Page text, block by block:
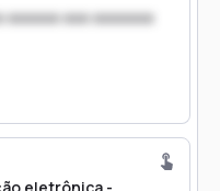
xxxxxx xxx xxxxxxx